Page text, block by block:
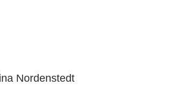
Nordenstedt